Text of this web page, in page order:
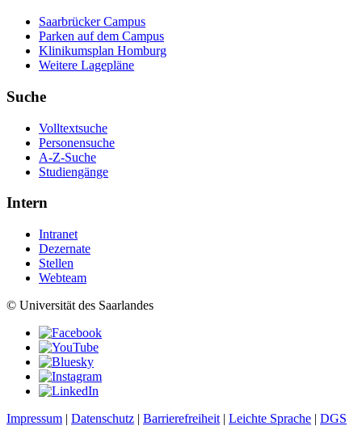
Saarbrücker Campus
Parken auf dem Campus
Klinikumsplan Homburg
Weitere Lagepläne
Suche
Volltextsuche
Personensuche
A-Z-Suche
Studiengänge
Intern
Intranet
Dezernate
Stellen
Webteam
© Universität des Saarlandes
Impressum | Datenschutz | Barrierefreiheit | Leichte Sprache | DGS